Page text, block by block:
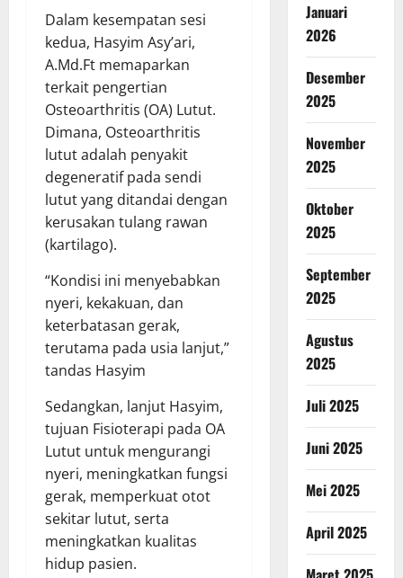
Dalam kesempatan sesi
kedua, Hasyim Asy’ari,
A.Md.Ft memaparkan
terkait pengertian
Osteoarthritis (OA) Lutut.
Dimana, Osteoarthritis
lutut adalah penyakit
degeneratif pada sendi
lutut yang ditandai dengan
kerusakan tulang rawan
(kartilago).
“Kondisi ini menyebabkan
nyeri, kekakuan, dan
keterbatasan gerak,
terutama pada usia lanjut,”
tandas Hasyim
Sedangkan, lanjut Hasyim,
tujuan Fisioterapi pada OA
Lutut untuk mengurangi
nyeri, meningkatkan fungsi
gerak, memperkuat otot
sekitar lutut, serta
meningkatkan kualitas
hidup pasien.
Januari
2026
Desember
2025
November
2025
Oktober
2025
September
2025
Agustus
2025
Juli 2025
Juni 2025
Mei 2025
April 2025